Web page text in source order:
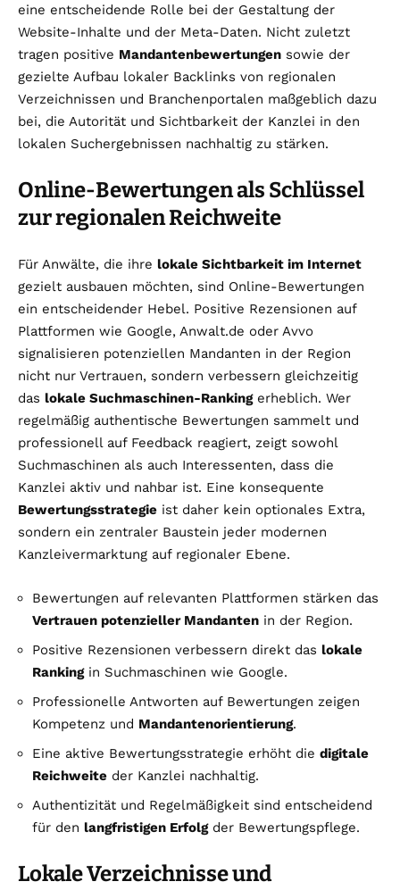
eine entscheidende Rolle bei der Gestaltung der
Website-Inhalte und der Meta-Daten. Nicht zuletzt
tragen positive Mandantenbewertungen sowie der
gezielte Aufbau lokaler Backlinks von regionalen
Verzeichnissen und Branchenportalen maßgeblich dazu
bei, die Autorität und Sichtbarkeit der Kanzlei in den
lokalen Suchergebnissen nachhaltig zu stärken.
Online-Bewertungen als Schlüssel
zur regionalen Reichweite
Für Anwälte, die ihre lokale Sichtbarkeit im Internet
gezielt ausbauen möchten, sind Online-Bewertungen
ein entscheidender Hebel. Positive Rezensionen auf
Plattformen wie Google, Anwalt.de oder Avvo
signalisieren potenziellen Mandanten in der Region
nicht nur Vertrauen, sondern verbessern gleichzeitig
das lokale Suchmaschinen-Rankingerheblich. Wer
regelmäßig authentische Bewertungen sammelt und
professionell auf Feedback reagiert, zeigt sowohl
Suchmaschinen als auch Interessenten, dass die
Kanzlei aktiv und nahbar ist. Eine konsequente
Bewertungsstrategie ist daher kein optionales Extra,
sondern ein zentraler Baustein jeder modernen
Kanzleivermarktung auf regionaler Ebene.
Bewertungen auf relevanten Plattformen stärken das
Vertrauen potenzieller Mandanten in der Region.
Positive Rezensionen verbessern direkt das lokale
Rankingin Suchmaschinen wie Google.
Professionelle Antworten auf Bewertungen zeigen
Kompetenz und Mandantenorientierung.
Eine aktive Bewertungsstrategie erhöht die digitale
Reichweite der Kanzlei nachhaltig.
Authentizität und Regelmäßigkeit sind entscheidend
für den langfristigen Erfolgder Bewertungspflege.
Lokale Verzeichnisse und